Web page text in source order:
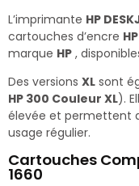
L’imprimante HP
cartouches d’encre
marque HP ,
Des versions XL sont
HP 300 Couleur XL).
élevée et permettent
usage régulier.
Cartouches
1660